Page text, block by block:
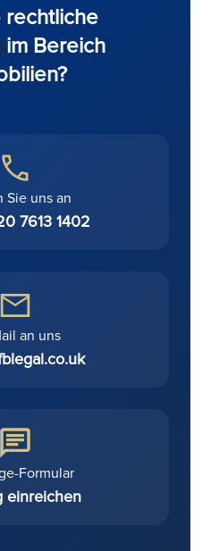
rechtliche
Bereich
Sie uns an
7613 1402
an uns
Formular
einreichen